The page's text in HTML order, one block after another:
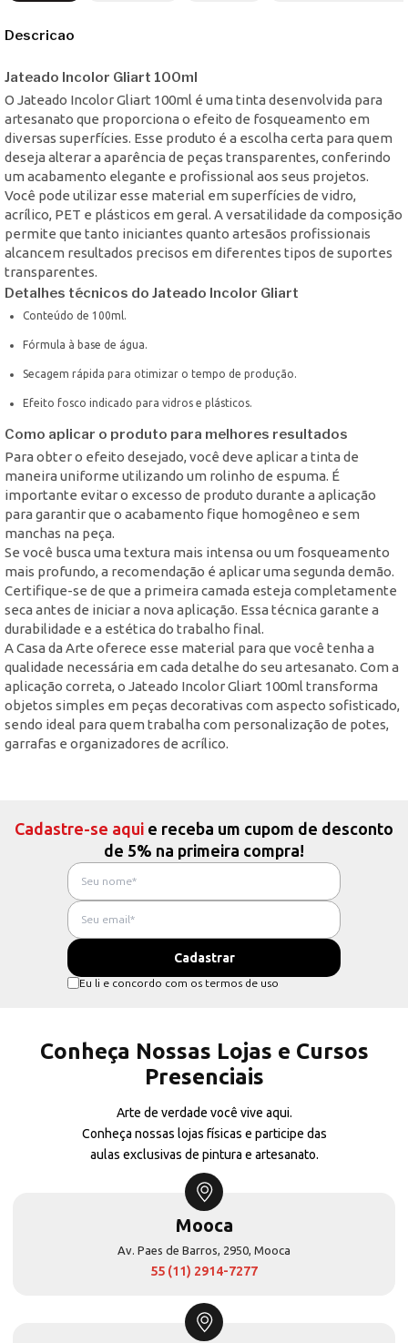
Descricao
Jateado Incolor Gliart 100ml
O Jateado Incolor Gliart 100ml é uma tinta desenvolvida para
artesanato que proporciona o efeito de fosqueamento em
diversas superfícies. Esse produto é a escolha certa para quem
deseja alterar a aparência de peças transparentes, conferindo
um acabamento elegante e profissional aos seus projetos.
Você pode utilizar esse material em superfícies de vidro,
acrílico, PET e plásticos em geral. A versatilidade da composição
permite que tanto iniciantes quanto artesãos profissionais
alcancem resultados precisos em diferentes tipos de suportes
transparentes.
Detalhes técnicos do Jateado Incolor Gliart
Conteúdo de 100ml.
Fórmula à base de água.
Secagem rápida para otimizar o tempo de produção.
Efeito fosco indicado para vidros e plásticos.
Como aplicar o produto para melhores resultados
Para obter o efeito desejado, você deve aplicar a tinta de
maneira uniforme utilizando um rolinho de espuma. É
importante evitar o excesso de produto durante a aplicação
para garantir que o acabamento fique homogêneo e sem
manchas na peça.
Se você busca uma textura mais intensa ou um fosqueamento
mais profundo, a recomendação é aplicar uma segunda demão.
Certifique-se de que a primeira camada esteja completamente
seca antes de iniciar a nova aplicação. Essa técnica garante a
durabilidade e a estética do trabalho final.
A Casa da Arte oferece esse material para que você tenha a
qualidade necessária em cada detalhe do seu artesanato. Com a
aplicação correta, o Jateado Incolor Gliart 100ml transforma
objetos simples em peças decorativas com aspecto sofisticado,
sendo ideal para quem trabalha com personalização de potes,
garrafas e organizadores de acrílico.
Cadastre-se aqui e receba um cupom de desconto
de 5% na primeira compra!
Eu li e concordo com os termos de uso
Conheça Nossas Lojas e Cursos
Presenciais
Arte de verdade você vive aqui.
Conheça nossas lojas físicas e participe das
aulas exclusivas de pintura e artesanato.
Mooca
Av. Paes de Barros, 2950, Mooca
55 (11) 2914-7277